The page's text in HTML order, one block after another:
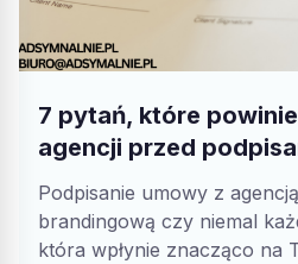
7 pytań, które
agencji przed
Podpisanie umowy z
brandingową czy niemal
która wpłynie znacząco na